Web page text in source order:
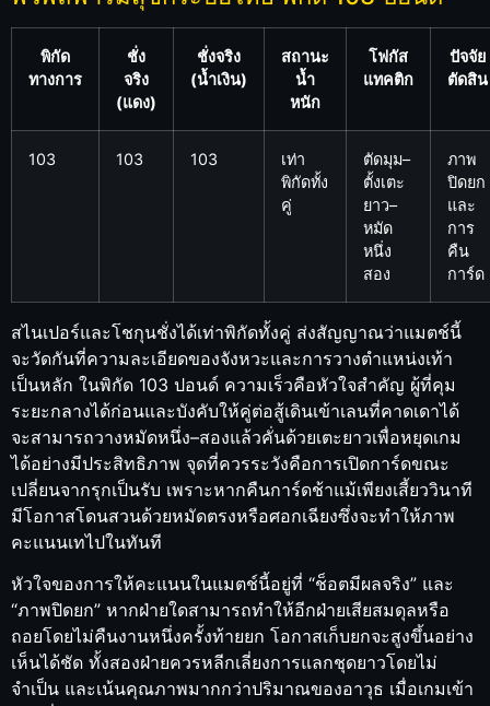
พิกัด
ทางการ
ชั่ง
จริง
(แดง)
ชั่งจริง
(น้ำเงิน)
สถานะ
น้ำ
หนัก
โฟกัส
แทคติก
ปัจจัย
ตัดสิน
103 103 103
เท่า
พิกัดทั้ง
คู่
ตัดมุม–
ตั้งเตะ
ยาว–
หมัด
หนึ่ง
สอง
ภาพ
ปิดยก
และ
การ
คืน
การ์ด
สไนเปอร์และโชกุนชั่งได้เท่าพิกัดทั้งคู่ ส่งสัญญาณว่าแมตช์นี้
จะวัดกันที่ความละเอียดของจังหวะและการวางตำแหน่งเท้า
เป็นหลัก ในพิกัด 103 ปอนด์ ความเร็วคือหัวใจสำคัญ ผู้ที่คุม
ระยะกลางได้ก่อนและบังคับให้คู่ต่อสู้เดินเข้าเลนที่คาดเดาได้
จะสามารถวางหมัดหนึ่ง–สองแล้วคั่นด้วยเตะยาวเพื่อหยุดเกม
ได้อย่างมีประสิทธิภาพ จุดที่ควรระวังคือการเปิดการ์ดขณะ
เปลี่ยนจากรุกเป็นรับ เพราะหากคืนการ์ดช้าแม้เพียงเสี้ยววินาที
มีโอกาสโดนสวนด้วยหมัดตรงหรือศอกเฉียงซึ่งจะทำให้ภาพ
คะแนนเทไปในทันที
หัวใจของการให้คะแนนในแมตช์นี้อยู่ที่ “ช็อตมีผลจริง” และ
“ภาพปิดยก” หากฝ่ายใดสามารถทำให้อีกฝ่ายเสียสมดุลหรือ
ถอยโดยไม่คืนงานหนึ่งครั้งท้ายยก โอกาสเก็บยกจะสูงขึ้นอย่าง
เห็นได้ชัด ทั้งสองฝ่ายควรหลีกเลี่ยงการแลกชุดยาวโดยไม่
จำเป็น และเน้นคุณภาพมากกว่าปริมาณของอาวุธ เมื่อเกมเข้า